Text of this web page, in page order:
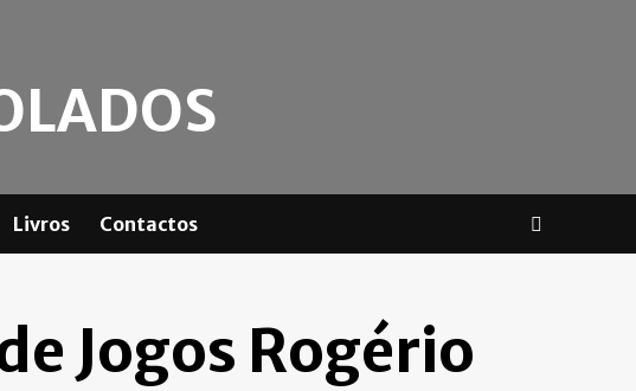
Livros Contactos
Jogos Rogério